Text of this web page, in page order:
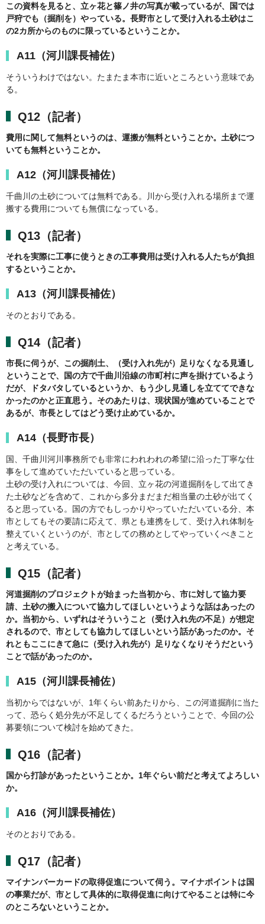
この資料を見ると、立ヶ花と篠ノ井の写真が載っているが、国では
戸狩でも（掘削を）やっている。長野市として受け入れる土砂はこ
の2カ所からのものに限っているということか。
A11（河川課長補佐）
そういうわけではない。たまたま本市に近いところという意味であ
る。
Q12（記者）
費用に関して無料というのは、運搬が無料ということか。土砂につ
いても無料ということか。
A12（河川課長補佐）
千曲川の土砂については無料である。川から受け入れる場所まで運
搬する費用についても無償になっている。
Q13（記者）
それを実際に工事に使うときの工事費用は受け入れる人たちが負担
するということか。
A13（河川課長補佐）
そのとおりである。
Q14（記者）
市長に伺うが、この掘削土、（受け入れ先が）足りなくなる見通し
ということで、国の方で千曲川沿線の市町村に声を掛けているよう
だが、ドタバタしているというか、もう少し見通しを立ててできな
かったのかと正直思う。そのあたりは、現状国が進めていることで
あるが、市長としてはどう受け止めているか。
A14（長野市長）
国、千曲川河川事務所でも非常にわれわれの希望に沿った丁寧な仕
事をして進めていただいていると思っている。
土砂の受け入れについては、今回、立ヶ花の河道掘削をして出てき
た土砂などを含めて、これから多分まだまだ相当量の土砂が出てく
ると思っている。国の方でもしっかりやっていただいている分、本
市としてもその要請に応えて、県とも連携をして、受け入れ体制を
整えていくというのが、市としての務めとしてやっていくべきこと
と考えている。
Q15（記者）
河道掘削のプロジェクトが始まった当初から、市に対して協力要
請、土砂の搬入について協力してほしいというような話はあったの
か。当初から、いずれはそういうこと（受け入れ先の不足）が想定
されるので、市としても協力してほしいという話があったのか。そ
れともここにきて急に（受け入れ先が）足りなくなりそうだという
ことで話があったのか。
A15（河川課長補佐）
当初からではないが、1年くらい前あたりから、この河道掘削に当た
って、恐らく処分先が不足してくるだろうということで、今回の公
募要領について検討を始めてきた。
Q16（記者）
国から打診があったということか。1年ぐらい前だと考えてよろしい
か。
A16（河川課長補佐）
そのとおりである。
Q17（記者）
マイナンバーカードの取得促進について伺う。マイナポイントは国
の事業だが、市として具体的に取得促進に向けてやることは特に今
のところないということか。